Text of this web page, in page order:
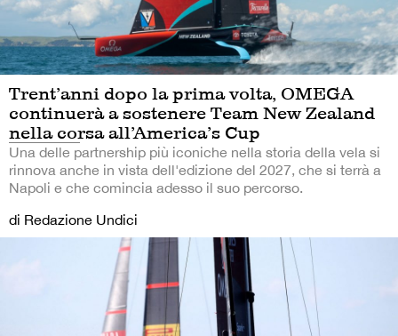
Trent’anni dopo la prima volta, OMEGA
continuerà a sostenere Team New Zealand
nella corsa all’America’s Cup
Una delle partnership più iconiche nella storia della vela si
rinnova anche in vista dell'edizione del 2027, che si terrà a
Napoli e che comincia adesso il suo percorso.
di Redazione Undici